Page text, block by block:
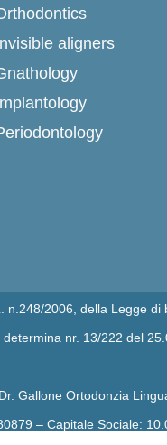
aligners
n.248/2006, della Legge
determina nr. 13/222 del
Dr. Gallone Ortodonzia
– Capitale Sociale: